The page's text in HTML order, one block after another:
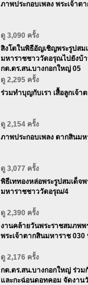
ภาพประกอบเพลง พระเจ้าต
ดู 3,090 ครั้ง
สิงโตในพิธีอัญเชิญพระรูปสม
มหาราชชาววัดอรุณไปยังบ้
กต.ตร.สน.บางกอกใหญ่ 05
ดู 2,295 ครั้ง
ร่วมทำบุญกับเรา เสื้อลูกเจ้า
ดู 2,154 ครั้ง
ภาพประกอบเพลง ตากสินม
ดู 3,077 ครั้ง
พิธีเททองหล่อพระรูปสมเด็จพ
มหาราชชาววัดอรุณ/4
ดู 2,390 ครั้ง
งานคล้ายวันพระราชสมภพพ
พระเจ้าตากสินมหาราช
ดู 2,176 ครั้ง
กต.ตร.สน.บางกอกใหญ่ ร่ว
และกะฉ่อนดอทคอม จัดงาน